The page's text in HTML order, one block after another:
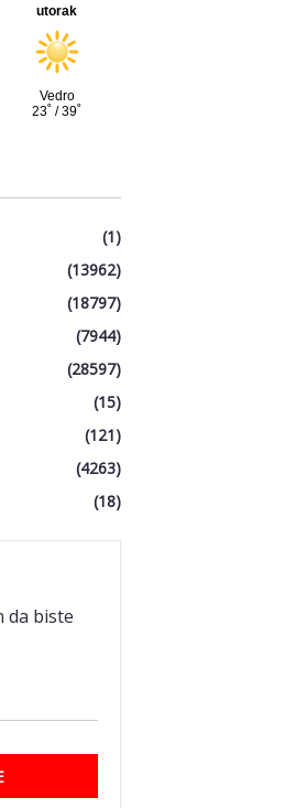
(1)
(13962)
(18797)
(7944)
(28597)
(15)
(121)
(4263)
(18)
da biste